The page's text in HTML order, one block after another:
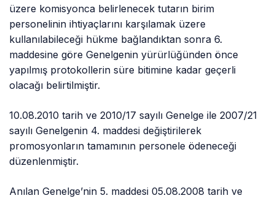
üzere komisyonca belirlenecek tutarın birim
personelinin ihtiyaçlarını karşılamak üzere
kullanılabileceği hükme bağlandıktan sonra 6.
maddesine göre Genelgenin yürürlüğünden önce
yapılmış protokollerin süre bitimine kadar geçerli
olacağı belirtilmiştir.
10.08.2010 tarih ve 2010/17 sayılı Genelge ile 2007/21
sayılı Genelgenin 4. maddesi değiştirilerek
promosyonların tamamının personele ödeneceği
düzenlenmiştir.
Anılan Genelge’nin 5. maddesi 05.08.2008 tarih ve